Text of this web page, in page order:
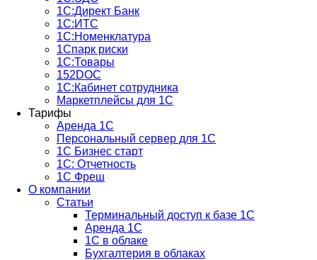
1С:Директ Банк
1С:ИТС
1С:Номенклатура
1Спарк риски
1С:Товары
152DOC
1С:Кабинет сотрудника
Маркетплейсы для 1С
Тарифы
Аренда 1С
Персональный сервер для 1С
1С Бизнес старт
1С: Отчетность
1C Фреш
О компании
Статьи
Терминальный доступ к базе 1С
Аренда 1С
1С в облаке
Бухгалтерия в облаках